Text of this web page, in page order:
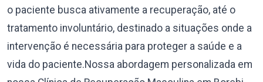
o paciente busca ativamente a recuperação, até o
tratamento involuntário, destinado a situações onde a
intervenção é necessária para proteger a saúde e a
vida do paciente.Nossa abordagem personalizada em